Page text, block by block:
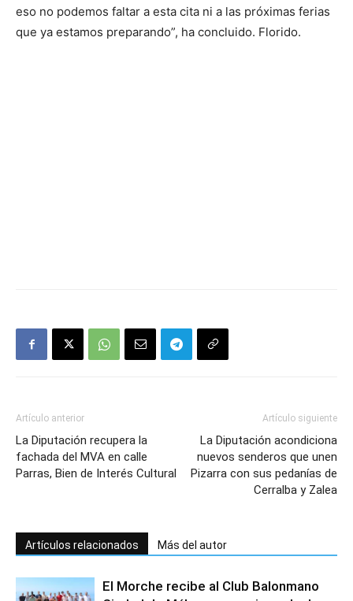
eso no podemos faltar a esta cita ni a las próximas ferias
que ya estamos preparando”, ha concluido. Florido.
Artículo anterior
La Diputación recupera la
fachada del MVA en calle
Parras, Bien de Interés Cultural
Artículo siguiente
La Diputación acondiciona
nuevos senderos que unen
Pizarra con sus pedanías de
Cerralba y Zalea
Artículos relacionados Más del autor
El Morche recibe al Club Balonmano